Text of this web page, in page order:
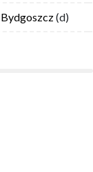
(d)
(d)